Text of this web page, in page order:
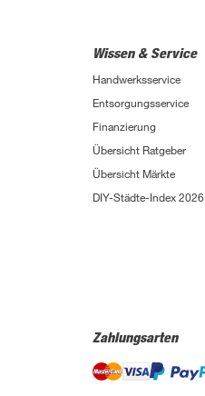
Wissen & Service
Handwerksservice
Entsorgungsservice
Finanzierung
Übersicht Ratgeber
Übersicht Märkte
DIY-Städte-Index 2026
Zahlungsarten